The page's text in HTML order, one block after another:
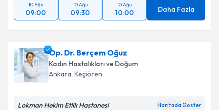
10 Ağu
09:00
10 Ağu
09:30
10 Ağu
10:00 Daha Fazla
Op. Dr. Berçem Oğuz
Kadın Hastalıkları ve Doğum
Ankara, Keçiören
Lokman Hekim Etlik Hastanesi Haritada Göster